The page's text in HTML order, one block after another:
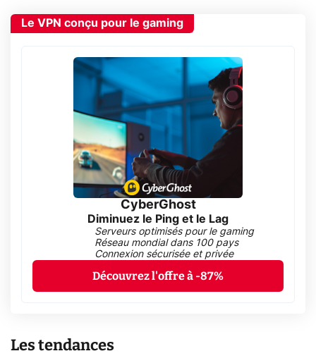
Le VPN conçu pour le gaming
CyberGhost
Diminuez le Ping et le Lag
Serveurs optimisés pour le gaming
Réseau mondial dans 100 pays
Connexion sécurisée et privée
Découvrez l'offre à -87%
Les tendances